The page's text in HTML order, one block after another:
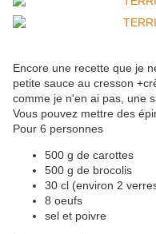
Encore une recette que je
petite sauce au cresson
comme je n'en ai pas, une
Vous pouvez mettre des
Pour 6 personnes
500 g de carottes
500 g de brocolis
30 cl (environ 2
8 oeufs
sel et poivre